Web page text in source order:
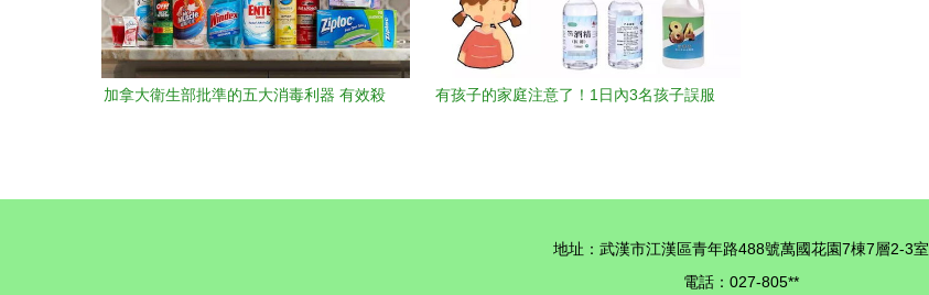
加拿大衛生部批準的五大消毒利器 有效殺
有孩子的家庭注意了！1日內3名孩子誤服
地址：武漢市江漢區青年路488號萬國花園7棟7層2-3室
電話：027-805**